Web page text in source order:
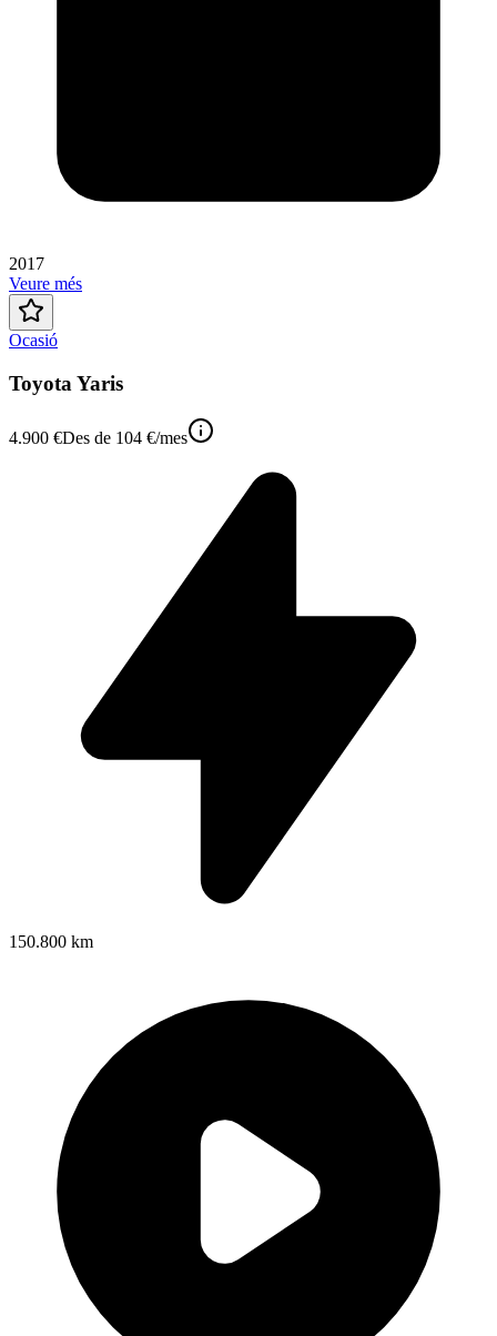
2017
Veure més
Ocasió
Toyota Yaris
4.900 €Des de 104 €/mes
150.800 km